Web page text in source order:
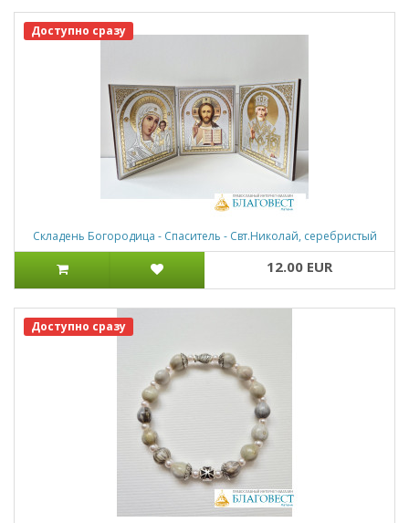
Доступно сразу
Складень Богородица - Спаситель - Свт.Николай, серебристый
12.00 EUR
Доступно сразу